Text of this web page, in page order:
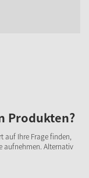
Produkten?
auf Ihre Frage finden,
aufnehmen. Alternativ